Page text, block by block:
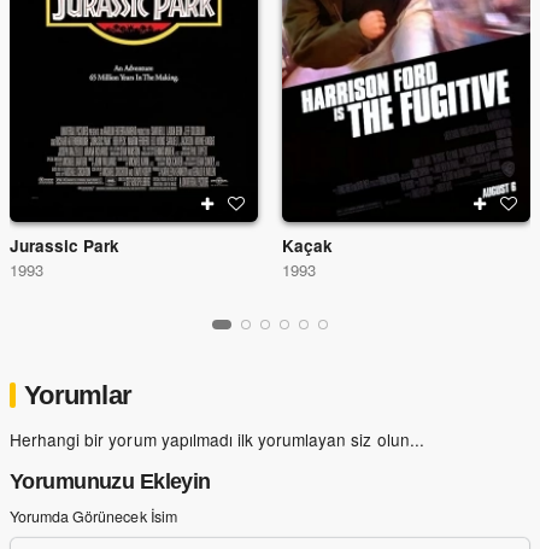
Jurassic Park
1993
Kaçak
1993
Yorumlar
Herhangi bir yorum yapılmadı ilk yorumlayan siz olun...
Yorumunuzu Ekleyin
Yorumda Görünecek İsim